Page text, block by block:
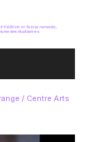
/ Centre Arts